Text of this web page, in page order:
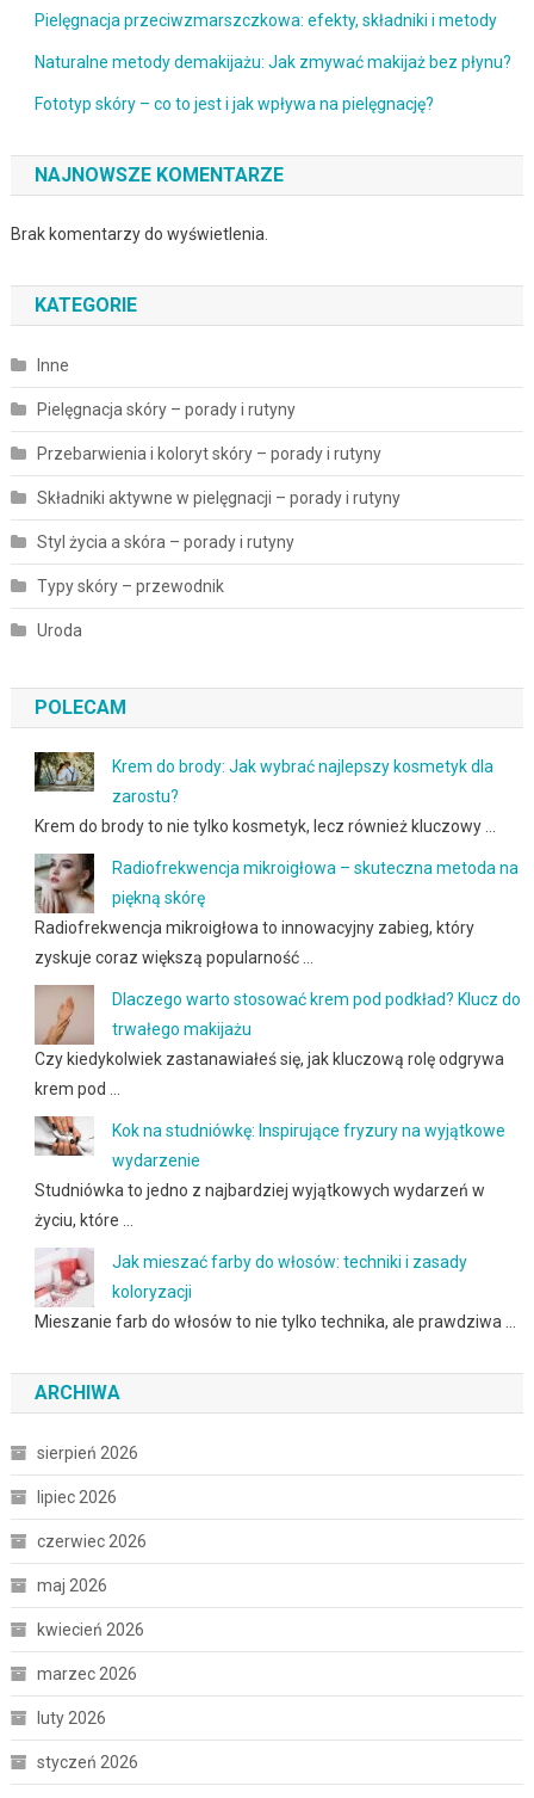
Pielęgnacja przeciwzmarszczkowa: efekty, składniki i metody
Naturalne metody demakijażu: Jak zmywać makijaż bez płynu?
Fototyp skóry – co to jest i jak wpływa na pielęgnację?
NAJNOWSZE KOMENTARZE
Brak komentarzy do wyświetlenia.
KATEGORIE
Inne
Pielęgnacja skóry – porady i rutyny
Przebarwienia i koloryt skóry – porady i rutyny
Składniki aktywne w pielęgnacji – porady i rutyny
Styl życia a skóra – porady i rutyny
Typy skóry – przewodnik
Uroda
POLECAM
Krem do brody: Jak wybrać najlepszy kosmetyk dla
zarostu?
Krem do brody to nie tylko kosmetyk, lecz również kluczowy …
Radiofrekwencja mikroigłowa – skuteczna metoda na
piękną skórę
Radiofrekwencja mikroigłowa to innowacyjny zabieg, który
zyskuje coraz większą popularność …
Dlaczego warto stosować krem pod podkład? Klucz do
trwałego makijażu
Czy kiedykolwiek zastanawiałeś się, jak kluczową rolę odgrywa
krem pod …
Kok na studniówkę: Inspirujące fryzury na wyjątkowe
wydarzenie
Studniówka to jedno z najbardziej wyjątkowych wydarzeń w
życiu, które …
Jak mieszać farby do włosów: techniki i zasady
koloryzacji
Mieszanie farb do włosów to nie tylko technika, ale prawdziwa …
ARCHIWA
sierpień 2026
lipiec 2026
czerwiec 2026
maj 2026
kwiecień 2026
marzec 2026
luty 2026
styczeń 2026